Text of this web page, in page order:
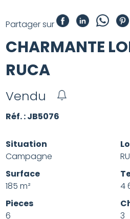
Partager sur
CHARMANTE
RUCA
Vendu
Réf. : JB5076
Situation
Campagne
Surface
185 m²
4
Pieces
6
3